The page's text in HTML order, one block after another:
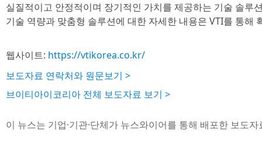
실질적이고 안정적이며 장기적인 가치를 제공하는 기술 솔루
기술 역량과 맞춤형 솔루션에 대한 자세한 내용은 VTI를 통해
웹사이트: https://vtikorea.co.kr/
보도자료 연락처와 원문보기 >
브이티아이코리아 전체 보도자료 보기 >
이 뉴스는 기업·기관·단체가 뉴스와이어를 통해 배포한 보도